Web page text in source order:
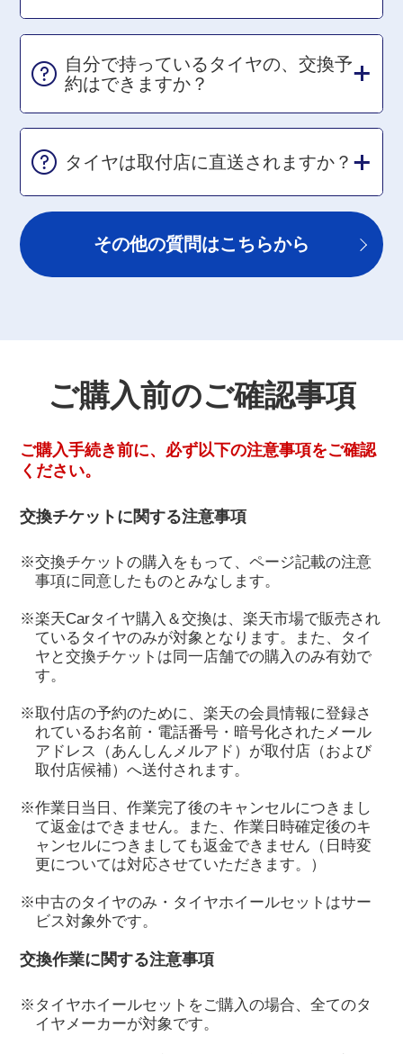
自分で持っているタイヤの、交換予
約はできますか？
タイヤは取付店に直送されますか？
その他の質問はこちらから
ご購入前のご確認事項
ご購入手続き前に、必ず以下の注意事項をご確認
ください。
交換チケットに関する注意事項
※交換チケットの購入をもって、ページ記載の注意
事項に同意したものとみなします。
※楽天Carタイヤ購入＆交換は、楽天市場で販売され
ているタイヤのみが対象となります。また、タイ
ヤと交換チケットは同一店舗での購入のみ有効で
す。
※取付店の予約のために、楽天の会員情報に登録さ
れているお名前・電話番号・暗号化されたメール
アドレス（あんしんメルアド）が取付店（および
取付店候補）へ送付されます。
※作業日当日、作業完了後のキャンセルにつきまし
て返金はできません。また、作業日時確定後のキ
ャンセルにつきましても返金できません（日時変
更については対応させていただきます。）
※中古のタイヤのみ・タイヤホイールセットはサー
ビス対象外です。
交換作業に関する注意事項
※タイヤホイールセットをご購入の場合、全てのタ
イヤメーカーが対象です。